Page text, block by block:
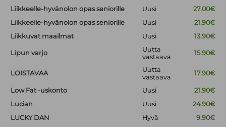
Liikkeelle-hyvänolon opas seniorille Uusi
27.00€
Liikkeelle-hyvänolon opas seniorille
Uusi
21.90€
Liikkuvat maailmat
Uusi 13.90€
Lipun varjo
Uutta
vastaava
15.90€
LOISTAVAA
Uutta
vastaava
17.90€
Low Fat -uskonto Uusi
21.90€
Lucian
Uusi
24.90€
LUCKY DAN
Hyvä
9.90€